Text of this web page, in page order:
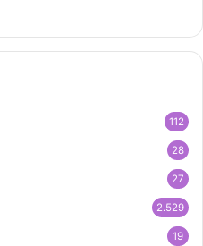
112
28
27
2.529
19